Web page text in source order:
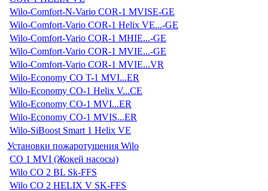
Wilo-Comfort-N-Vario COR-1 MVISE-GE
Wilo-Comfort-Vario COR-1 Helix VE...-GE
Wilo-Comfort-Vario COR-1 MHIE...-GE
Wilo-Comfort-Vario COR-1 MVIE...-GE
Wilo-Comfort-Vario COR-1 MVIE...VR
Wilo-Economy CO T-1 MVI...ER
Wilo-Economy CO-1 Helix V...CE
Wilo-Economy CO-1 MVI...ER
Wilo-Economy CO-1 MVIS...ER
Wilo-SiBoost Smart 1 Helix VE
Установки пожаротушения Wilo
CO 1 MVI (Жокей насосы)
Wilo CO 2 BL Sk-FFS
Wilo CO 2 HELIX V SK-FFS